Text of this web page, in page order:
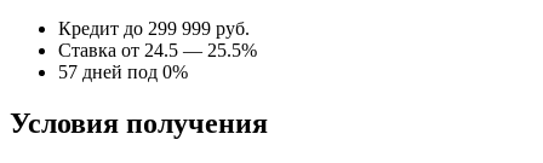
Кредит до 299 999 руб.
Ставка от 24.5 — 25.5%
57 дней под 0%
Условия получения